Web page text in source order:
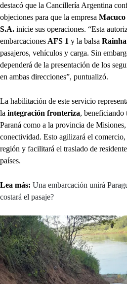
destacó que la Cancillería Argentina
objeciones para que la empresa Macuco
S.A. inicie sus operaciones. “Esta
embarcaciones AFS 1 y la balsa
pasajeros, vehículos y carga. Sin
dependerá de la presentación de los
en ambas direcciones”, puntualizó.
La habilitación de este servicio
la integración fronteriza, beneficiando
Paraná como a la provincia de
conectividad. Esto agilizará el
región y facilitará el traslado de
países.
Lea más: Una embarcación unirá
costará el pasaje?